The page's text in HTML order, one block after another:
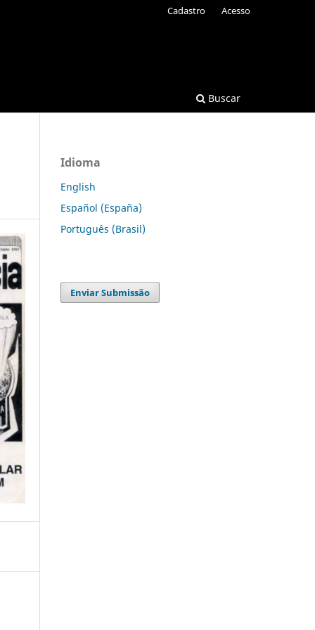
Buscar
Cadastro Acesso
Idioma
English
Español (España)
Português (Brasil)
Enviar Submissão